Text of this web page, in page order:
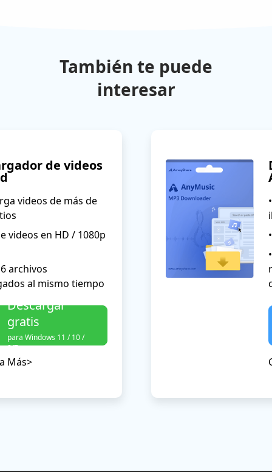
También te puede
interesar
de videos
videos de más de
videos en HD / 1080p
archivos
al mismo tiempo
Descargar
gratis
para Windows 11 / 10 /
8/7
Más>